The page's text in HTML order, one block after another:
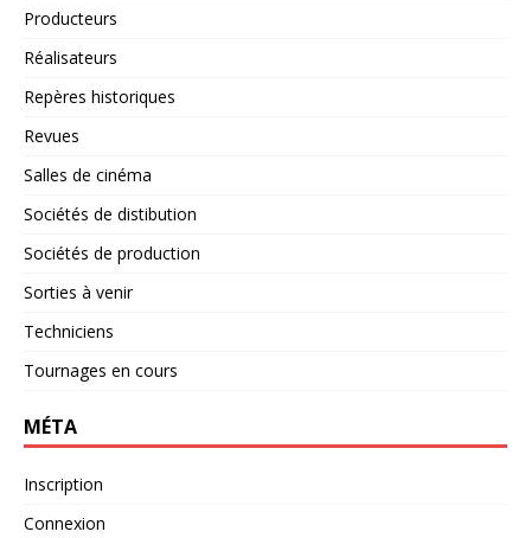
Producteurs
Réalisateurs
Repères historiques
Revues
Salles de cinéma
Sociétés de distibution
Sociétés de production
Sorties à venir
Techniciens
Tournages en cours
MÉTA
Inscription
Connexion